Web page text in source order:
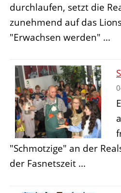
durchlaufen, setzt die
zunehmend auf das
"Erwachsen werden" ...
"Schmotzige" an der
der Fasnetszeit ...